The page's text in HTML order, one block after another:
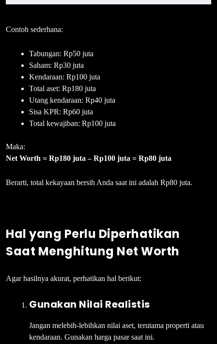
Contoh sederhana:
Tabungan: Rp50 juta
Saham: Rp30 juta
Kendaraan: Rp100 juta
Total aset: Rp180 juta
Utang kendaraan: Rp40 juta
Sisa KPR: Rp60 juta
Total kewajiban: Rp100 juta
Maka:
Net Worth = Rp180 juta – Rp100 juta = Rp80 juta
Berarti, total kekayaan bersih Anda saat ini adalah Rp80 juta.
Hal yang Perlu Diperhatikan
Saat Menghitung Net Worth
Agar hasilnya akurat, perhatikan hal berikut:
Gunakan Nilai Realistis
Jangan melebih-lebihkan nilai aset, terutama properti atau
kendaraan. Gunakan harga pasar saat ini.